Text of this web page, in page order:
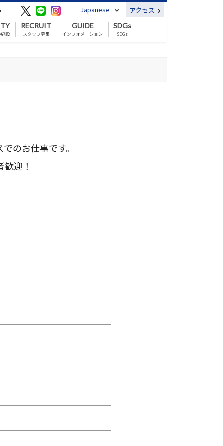
Japanese アクセス
施設
RECRUIT
スタッフ募集
GUIDE
インフォメーション
SDGs
SDGs
ースでのお仕事です。
迎！